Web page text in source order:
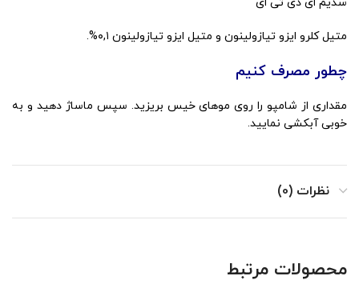
متیل کلرو ایزو تیازولینون و متیل ایزو تیازولینون ۰,۱%.
چطور مصرف کنیم
مقداری از شامپو را روی موهای خیس بریزید. سپس ماساژ دهید و به
خوبی آبکشی نمایید.
نظرات (0)
محصولات مرتبط